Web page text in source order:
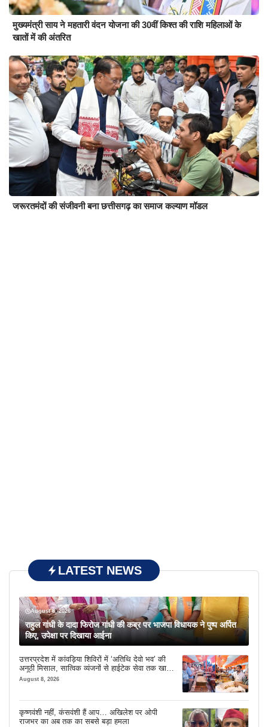
मुख्यमंत्री साय ने महतारी वंदन योजना की 30वीं किश्त की राशि महिलाओं के
खातों में की अंतरित
जरूरतमंदों की संजीवनी बना छत्तीसगढ़ का समाज कल्याण मॉडल
LATEST NEWS
August 8, 2026
राहुल गांधी के दादा फिरोज गांधी की कब्र पर भाजपा विधायक ने पुष्प अर्पित
किए, उपेक्षा पर दिखाया आईना
उत्तरप्रदेश में कांवड़िया शिविरों में ‘अतिथि देवो भव’ की
अनूठी मिसाल, सात्विक व्यंजनों से हाईटेक सेवा तक खास
इंतजाम
August 8, 2026
कृष्णवंशी नहीं, कंसवंशी हैं आप… अखिलेश पर ओपी
राजभर का अब तक का सबसे बड़ा हमला